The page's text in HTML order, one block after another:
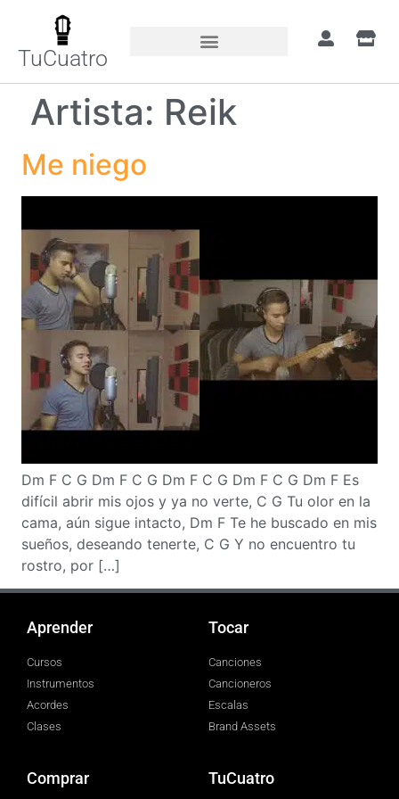
TuCuatro
Artista: Reik
Me niego
Dm F C G Dm F C G Dm F C G Dm F C G Dm F Es
difícil abrir mis ojos y ya no verte, C G Tu olor en la
cama, aún sigue intacto, Dm F Te he buscado en mis
sueños, deseando tenerte, C G Y no encuentro tu
rostro, por […]
Aprender
Cursos
Instrumentos
Acordes
Clases
Tocar
Canciones
Cancioneros
Escalas
Brand Assets
Comprar TuCuatro